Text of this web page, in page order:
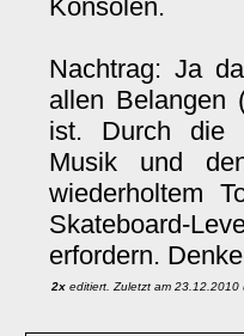
Konsolen.
Nachtrag: Ja
allen Belangen
ist. Durch die
Musik und
wiederholtem
Skateboard-
erfordern.
2x editiert. Zuletzt am 23.12.2010